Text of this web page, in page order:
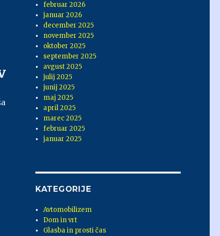
februar 2026
januar 2026
december 2025
november 2025
oktober 2025
september 2025
avgust 2025
julij 2025
junij 2025
maj 2025
april 2025
marec 2025
februar 2025
januar 2025
KATEGORIJE
Avtomobilizem
Dom in vrt
Glasba in prosti čas